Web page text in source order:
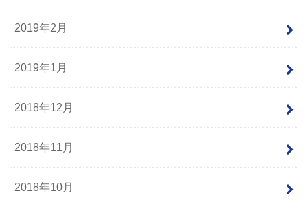
2019年2月
2019年1月
2018年12月
2018年11月
2018年10月